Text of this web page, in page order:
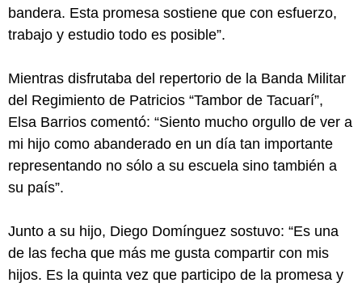
bandera. Esta promesa sostiene que con esfuerzo,
trabajo y estudio todo es posible”.
Mientras disfrutaba del repertorio de la Banda Militar
del Regimiento de Patricios “Tambor de Tacuarí”,
Elsa Barrios comentó: “Siento mucho orgullo de ver a
mi hijo como abanderado en un día tan importante
representando no sólo a su escuela sino también a
su país”.
Junto a su hijo, Diego Domínguez sostuvo: “Es una
de las fecha que más me gusta compartir con mis
hijos. Es la quinta vez que participo de la promesa y